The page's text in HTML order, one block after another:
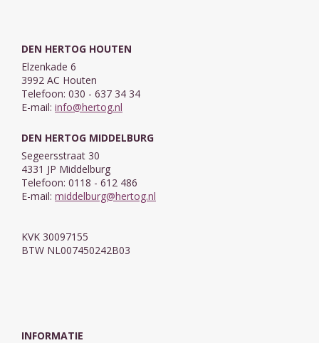
DEN HERTOG HOUTEN
Elzenkade 6
3992 AC Houten
Telefoon: 030 - 637 34 34
E-mail: info@hertog.nl
DEN HERTOG MIDDELBURG
Segeersstraat 30
4331 JP Middelburg
Telefoon: 0118 - 612 486
E-mail: middelburg@hertog.nl
KVK 30097155
BTW NL007450242B03
INFORMATIE